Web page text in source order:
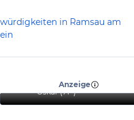
in Ramsau am
Anzeige
Oskar(71+)